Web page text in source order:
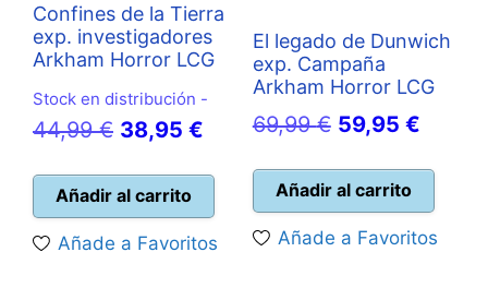
Confines de la Tierra
exp. investigadores
Arkham Horror LCG
Stock en distribución -
44,99€ El
original
era:
44,99 €.
38,95 €
es:
38,95 €.
Añadir al carrito
Añade a Favoritos
El legado de Dunwich
exp. Campaña
Arkham Horror LCG
69,99€ El
original
era:
69,99 €.
59,95 €El
es:
59,95
Añadir al carrito
Añade a Favoritos